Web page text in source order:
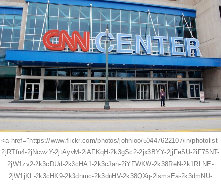
<a href="https://www.flickr.com/photos/johnloo/50447622107/in/photolist-
2jRTfu4-2jNcwzY-2jtAyvM-2iAFKqH-2k3gSc2-2jx3BYY-2jjFeSU-2iF75NT-
2jW1zv2-2k3cDUd-2k3cHA1-2k3cJan-2iYFWKW-2k38ReN-2k1RLNE-
2jW1jKL-2k3cHK9-2k3dnmc-2k3dnHV-2k38QXq-2ismsEa-2k3dmNU-